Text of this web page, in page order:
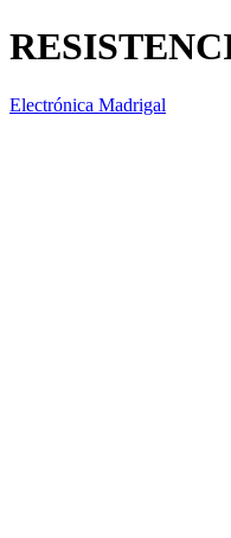
Electrónica Madrigal